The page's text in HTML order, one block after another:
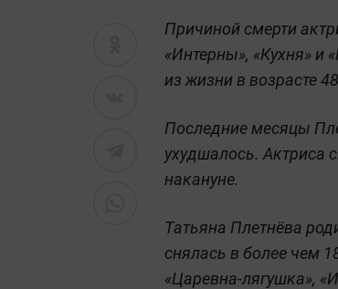
Причиной смерти
«Интерны», «Кухня» и
из жизни в возрасте
Последние месяцы
ухудшалось. Актриса
накануне.
Татьяна Плетнёва
снялась в более чем
«Царевна-лягушка»,